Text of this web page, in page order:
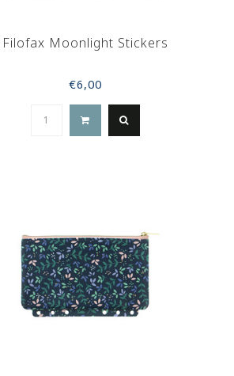
Filofax Moonlight Stickers
€6,00